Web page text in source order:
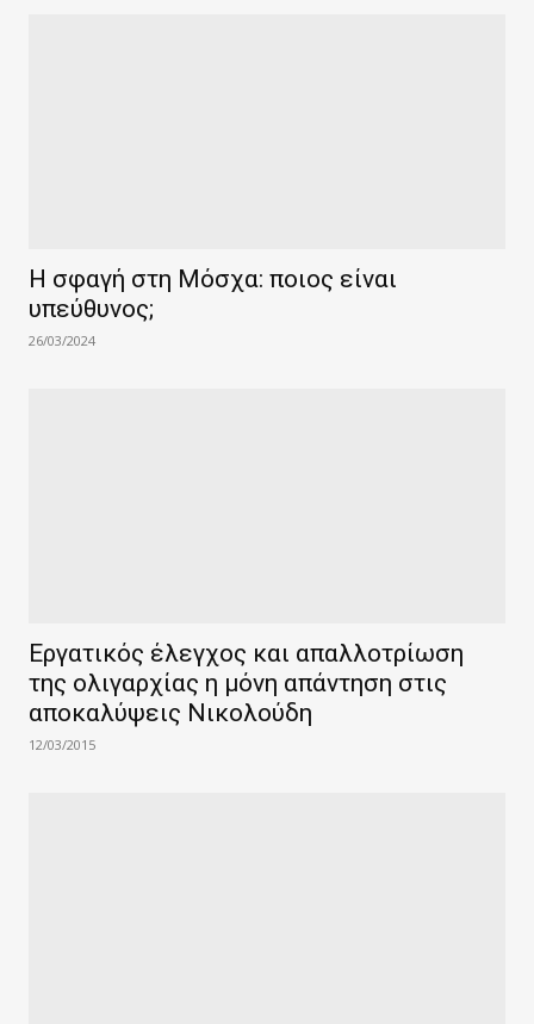
Η σφαγή στη Μόσχα: ποιος είναι
υπεύθυνος;
26/03/2024
Εργατικός έλεγχος και απαλλοτρίωση
της ολιγαρχίας η μόνη απάντηση στις
αποκαλύψεις Νικολούδη
12/03/2015